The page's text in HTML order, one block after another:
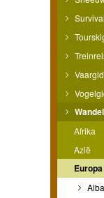
Afrika
Azië
Europa